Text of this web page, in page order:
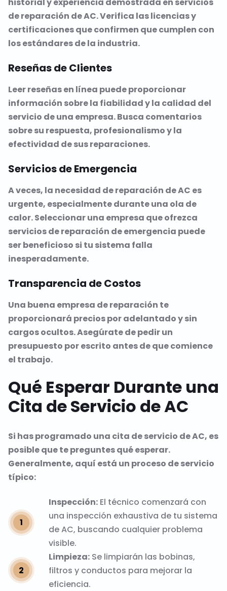
de reparación de AC. Verifica las licencias y
certificaciones que confirmen que cumplen con
los estándares de la industria.
Reseñas de Clientes
Leer reseñas en línea puede proporcionar
información sobre la fiabilidad y la calidad del
servicio de una empresa. Busca comentarios
sobre su respuesta, profesionalismo y la
efectividad de sus reparaciones.
Servicios de Emergencia
A veces, la necesidad de reparación de AC es
urgente, especialmente durante una ola de
calor. Seleccionar una empresa que ofrezca
servicios de reparación de emergencia puede
ser beneficioso si tu sistema falla
inesperadamente.
Transparencia de Costos
Una buena empresa de reparación te
proporcionará precios por adelantado y sin
cargos ocultos. Asegúrate de pedir un
presupuesto por escrito antes de que comience
el trabajo.
Qué Esperar Durante una
Cita de Servicio de AC
Si has programado una cita de servicio de AC, es
posible que te preguntes qué esperar.
Generalmente, aquí está un proceso de servicio
típico:
Inspección:El técnico comenzará con
una inspección exhaustiva de tu sistema
de AC, buscando cualquier problema
visible.
Limpieza:Se limpiarán las bobinas,
filtros y conductos para mejorar la
eficiencia.